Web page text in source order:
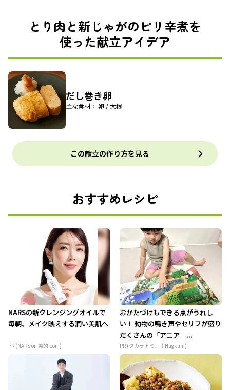
とり肉と新じゃがのピリ辛煮を
使った献立アイデア
だし巻き卵
主な食材： 卵 / 大根
この献立の作り方を見る
おすすめレシピ
NARSの新クレンジングオイルで
毎朝、メイク映えする潤い美肌へ
PR (NARS on 美的.com)
おかたづけもできる点がうれし
い！ 動物の鳴き声やセリフが盛り
だくさんの「アニア ...
PR (タカラトミー｜Hugkum)